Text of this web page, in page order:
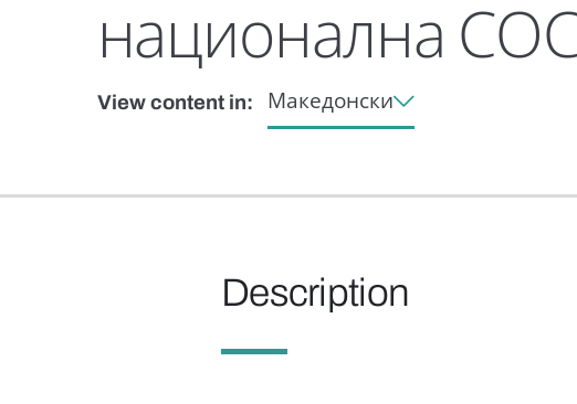
национална
View content in: Македонски
Description